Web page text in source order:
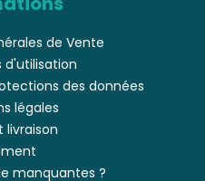
de Vente
d'utilisation
des données
légales
livraison
manquantes ?